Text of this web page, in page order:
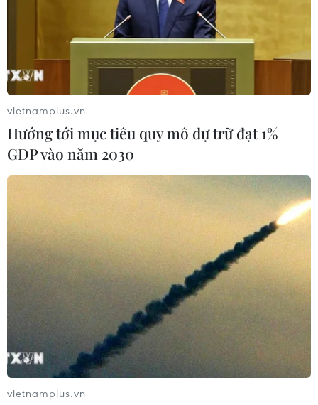
Thủ tướng căn dặn ngành thể thao Việt Nam
xây dựng hệ thống chính sách phù hợp để đẩy
mạnh hiệu quả, chất lượng của thể thao thành
tích cao; không ngừng nâng cao chuyên môn,
nghiệp vụ cho đội ngũ huấn luyện viên; tích cực
hơn nữa trong việc tìm kiếm, phát hiện và đào
tạo những vận động viên trẻ tài năng cho nền
thể thao Việt Nam. Tiếp tục thực hiện tốt hơn
nữa chính sách xã hội hóa thu hút mọi nguồn
lực phục vụ sự nghiệp thể thao; khen thưởng
xứng đáng những nhân tố mới, phấn đấu duy
trì và phát huy hơn nữa thành tích tại các giải
đấu tiếp theo.
Thủ tướng Nguyễn Xuân Phúc cũng đề nghị các
cấp, ngành, nhà tài trợ và toàn xã hội cùng
chung tay góp sức cho thể thao Việt Nam ngày
càng phát triển./.
vietnamplus.vn
Hướng tới mục tiêu quy mô dự trữ đạt 1%
GDP vào năm 2030
vietnamplus.vn